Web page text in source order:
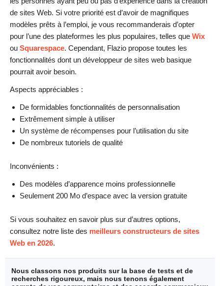
de sites Web. Si votre priorité est d’avoir de magnifiques
modèles prêts à l’emploi, je vous recommanderais d’opter
pour l’une des plateformes les plus populaires, telles que Wix
ou Squarespace. Cependant, Flazio propose toutes les
fonctionnalités dont un développeur de sites web basique
pourrait avoir besoin.
Aspects appréciables :
De formidables fonctionnalités de personnalisation
Extrêmement simple à utiliser
Un système de récompenses pour l’utilisation du site
De nombreux tutoriels de qualité
Inconvénients :
Des modèles d’apparence moins professionnelle
Seulement 200 Mo d’espace avec la version gratuite
Si vous souhaitez en savoir plus sur d’autres options,
consultez notre liste des meilleurs constructeurs de sites
Web en 2026.
Nous classons nos produits sur la base de tests et de
recherches rigoureux, mais nous tenons également